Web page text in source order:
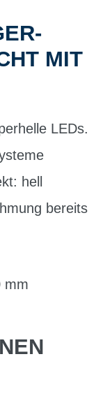
MIT
LEDs.
hell
bereits
mm